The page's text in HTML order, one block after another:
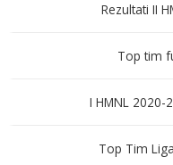
Rezultati II
Top tim
I HMNL 2020-
Top Tim